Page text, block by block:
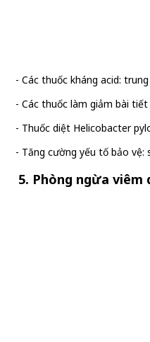
- Các thuốc kháng acid:
- Các thuốc làm giảm bài
- Thuốc diệt Helicobacter
- Tăng cường yếu tố bảo
5. Phòng ngừa viêm